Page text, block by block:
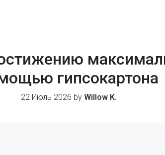
гипсокартона
22 Июль 2026 by Willow K.